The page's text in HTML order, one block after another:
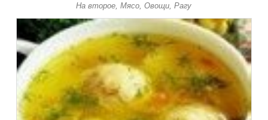
На второе, Мясо, Овощи, Рагу